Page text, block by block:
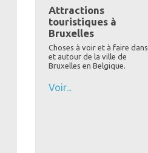
Attractions
touristiques à
Bruxelles
Choses à voir et à faire dans
et autour de la ville de
Bruxelles en Belgique.
Voir...